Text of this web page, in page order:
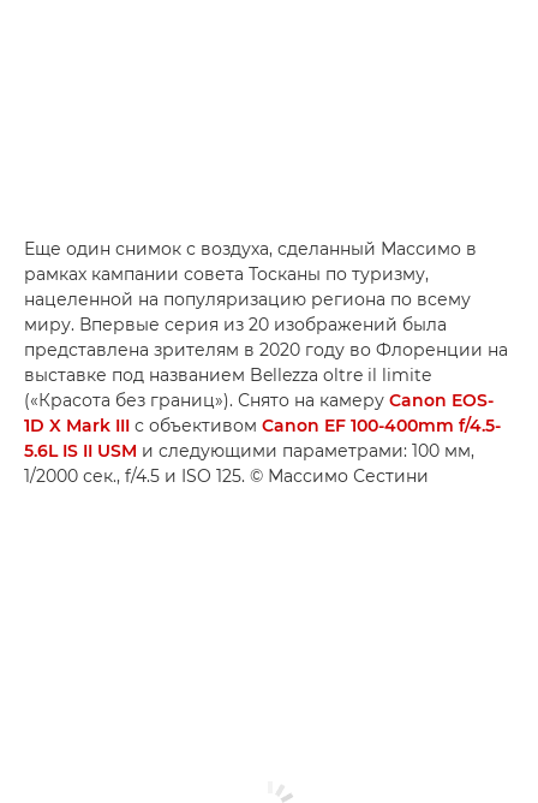
Еще один снимок с воздуха, сделанный Массимо в
рамках кампании совета Тосканы по туризму,
нацеленной на популяризацию региона по всему
миру. Впервые серия из 20 изображений была
представлена зрителям в 2020 году во Флоренции на
выставке под названием Bellezza oltre il limite
(«Красота без границ»). Снято на камеру Canon EOS-
1D X Mark III с объективом Canon EF 100-400mm f/4.5-
5.6L IS II USM и следующими параметрами: 100 мм,
1/2000 сек., f/4.5 и ISO 125. © Массимо Сестини